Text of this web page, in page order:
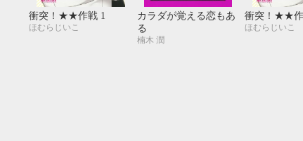
衝突！★★作戦 1
ほむらじいこ
カラダが覚える恋もあ
る
楠木 潤
衝突！★★作
ほむらじいこ